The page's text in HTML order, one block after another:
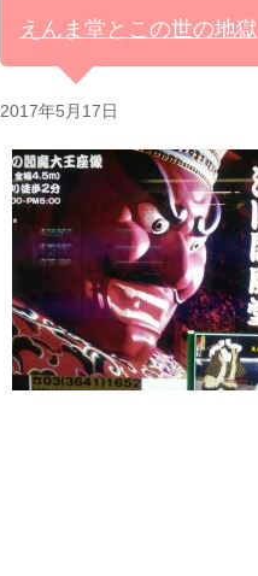
えんま堂とこの世の地獄
2017年5月17日